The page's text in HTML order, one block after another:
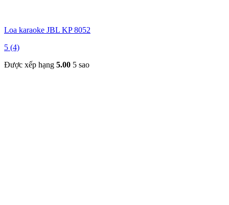
Loa karaoke JBL KP 8052
5 (4)
Được xếp hạng 5.00 5 sao